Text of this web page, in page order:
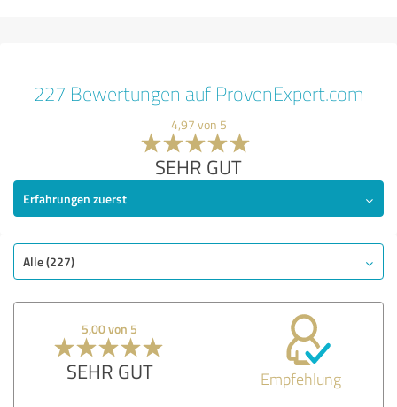
227 Bewertungen auf ProvenExpert.com
4,97 von 5
SEHR GUT
Erfahrungen zuerst
Alle (227)
5,00 von 5
SEHR GUT Empfehlung